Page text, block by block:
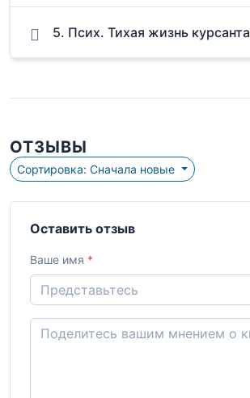
5. Псих. Тихая жизнь курсанта
ОТЗЫВЫ
Сортировка: Сначала новые
Оставить отзыв
Ваше имя *